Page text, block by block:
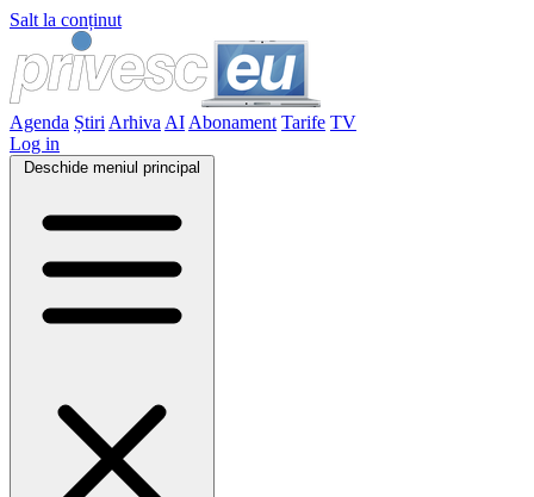
Salt la conținut
Agenda Știri Arhiva AI Abonament Tarife TV
Log in
Deschide meniul principal